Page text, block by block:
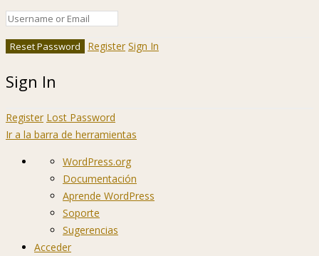
Register Sign In
Sign In
Register Lost Password
Ir a la barra de herramientas
Acerca
WordPress
WordPress.org
Documentación
Aprende WordPress
Soporte
Sugerencias
Acceder